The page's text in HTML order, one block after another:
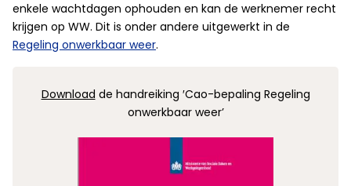
enkele wachtdagen ophouden en kan de werknemer recht
krijgen op WW. Dit is onder andere uitgewerkt in de
Regeling onwerkbaar weer.
Download de handreiking ′Cao-bepaling Regeling
onwerkbaar weer’